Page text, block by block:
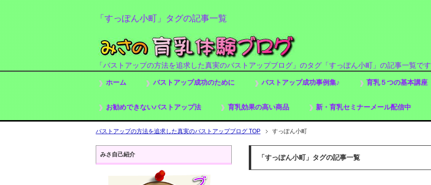
「すっぽん小町」タグの記事一覧
「バストアップの方法を追求した真実のバストアップブログ」のタグ「すっぽん小町」の記事一覧です
ホーム バストアップ成功のために バストアップ成功事例集♪ 育乳５つの基本講座
お勧めできないバストアップ法 育乳効果の高い商品 新・育乳セミナーメール配信中
バストアップの方法を追求した真実のバストアップブログ TOP すっぽん小町
「すっぽん小町」タグの記事一覧
みさ自己紹介